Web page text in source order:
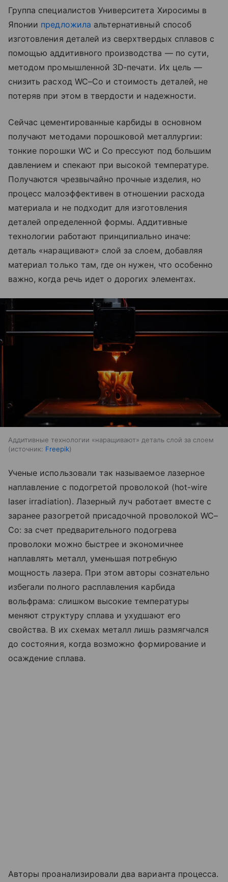
Группа специалистов Университета Хиросимы в
Японии предложила альтернативный способ
изготовления деталей из сверхтвердых сплавов с
помощью аддитивного производства — по сути,
методом промышленной 3D‑печати. Их цель —
снизить расход WC–Co и стоимость деталей, не
потеряв при этом в твердости и надежности.
Сейчас цементированные карбиды в основном
получают методами порошковой металлургии:
тонкие порошки WC и Co прессуют под большим
давлением и спекают при высокой температуре.
Получаются чрезвычайно прочные изделия, но
процесс малоэффективен в отношении расхода
материала и не подходит для изготовления
деталей определенной формы. Аддитивные
технологии работают принципиально иначе:
деталь «наращивают» слой за слоем, добавляя
материал только там, где он нужен, что особенно
важно, когда речь идет о дорогих элементах.
Аддитивные технологии «наращивают» деталь слой за слоем
источник: Freepik
Ученые использовали так называемое лазерное
наплавление с подогретой проволокой (hot-wire
laser irradiation). Лазерный луч работает вместе с
заранее разогретой присадочной проволокой WC–
Co: за счет предварительного подогрева
проволоки можно быстрее и экономичнее
наплавлять металл, уменьшая потребную
мощность лазера. При этом авторы сознательно
избегали полного расплавления карбида
вольфрама: слишком высокие температуры
меняют структуру сплава и ухудшают его
свойства. В их схемах металл лишь размягчался
до состояния, когда возможно формирование и
осаждение сплава.
Авторы проанализировали два варианта процесса.